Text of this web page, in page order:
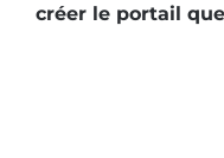
créer le portail